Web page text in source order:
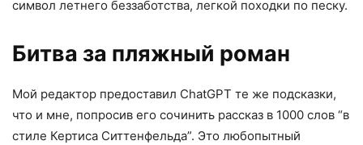
символ летнего беззаботства, легкой походки по песку.
Битва за пляжный роман
Мой редактор предоставил ChatGPT те же подсказки,
что и мне, попросив его сочинить рассказ в 1000 слов “в
стиле Кертиса Ситтенфельда”. Это любопытный